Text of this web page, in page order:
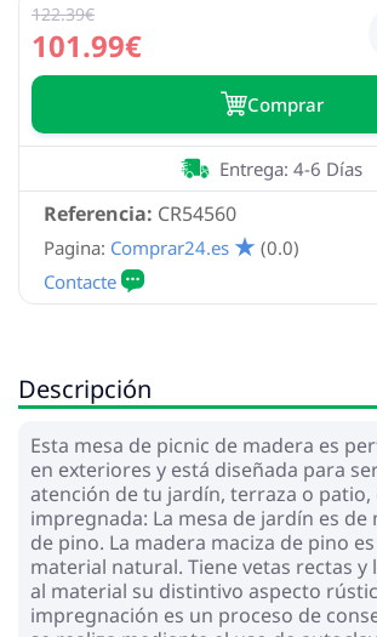
101.99€
122.39€
Сomprar
Referencia: CR54560
Entrega: 4-6 Días
Pagina: Comprar24.es (0.0)
Descripción
Esta mesa de picnic de madera es
en exteriores y está diseñada para
atención de tu jardín, terraza o patio,
impregnada: La mesa de jardín es de
de pino. La madera maciza de pino
material natural. Tiene vetas rectas y
al material su distintivo aspecto
impregnación es un proceso de